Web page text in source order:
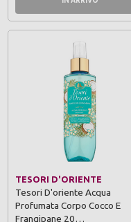
TESORI D'ORIENTE
Tesori D'oriente Acqua
Profumata Corpo Cocco E
Frangipane 20…